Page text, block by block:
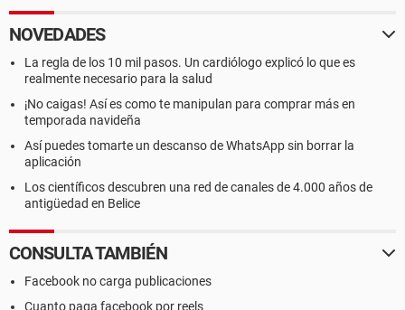
NOVEDADES
La regla de los 10 mil pasos. Un cardiólogo explicó lo que es
realmente necesario para la salud
¡No caigas! Así es como te manipulan para comprar más en
temporada navideña
Así puedes tomarte un descanso de WhatsApp sin borrar la
aplicación
Los científicos descubren una red de canales de 4.000 años de
antigüedad en Belice
CONSULTA TAMBIÉN
Facebook no carga publicaciones
Cuanto paga facebook por reels